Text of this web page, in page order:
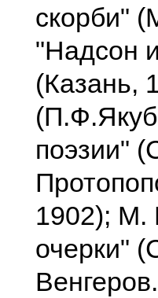
скорби"
"Надсон
(Казань,
поэзии"
1902); М.
очерки"
Венгеров.